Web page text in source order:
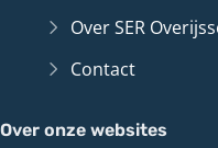
Over SER
Contact
Over onze websites